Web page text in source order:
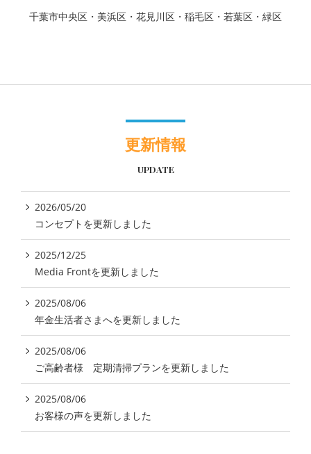
千葉市中央区・美浜区・花見川区・稲毛区・若葉区・緑区
更新情報
UPDATE
2026/05/20
コンセプトを更新しました
2025/12/25
Media Frontを更新しました
2025/08/06
年金生活者さまへを更新しました
2025/08/06
ご高齢者様 定期清掃プランを更新しました
2025/08/06
お客様の声を更新しました